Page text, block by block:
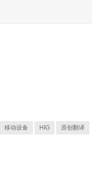
移动设备 HIG 原创翻译